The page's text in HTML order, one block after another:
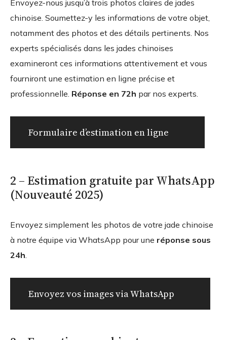
Envoyez-nous jusqu’à trois photos claires de jades
chinoise. Soumettez-y les informations de votre objet,
notamment des photos et des détails pertinents. Nos
experts spécialisés dans les jades chinoises
examineront ces informations attentivement et vous
fourniront une estimation en ligne précise et
professionnelle. Réponse en 72h par nos experts.
Formulaire d’estimation en ligne
2 – Estimation gratuite par WhatsApp
(Nouveauté 2025)
Envoyez simplement les photos de votre jade chinoise
à notre équipe via WhatsApp pour une réponse sous
24h.
Envoyez vos images via WhatsApp